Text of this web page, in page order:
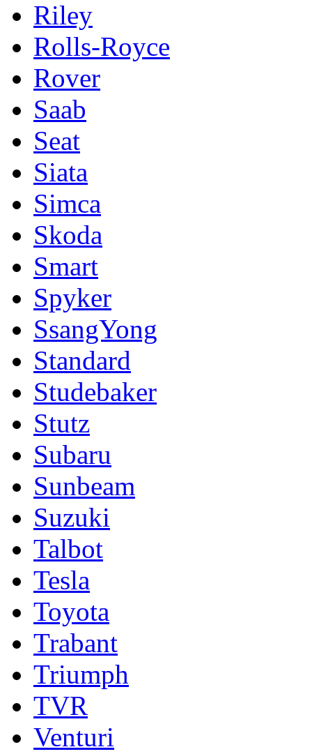
Riley
Rolls-Royce
Rover
Saab
Seat
Siata
Simca
Skoda
Smart
Spyker
SsangYong
Standard
Studebaker
Stutz
Subaru
Sunbeam
Suzuki
Talbot
Tesla
Toyota
Trabant
Triumph
TVR
Venturi